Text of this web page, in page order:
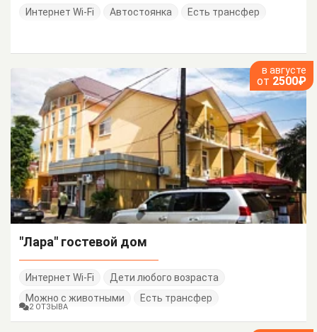
Интернет Wi-Fi Автостоянка Есть трансфер
в августе
от 2500₽
"Лара" гостевой дом
Интернет Wi-Fi
Дети любого возраста
Можно с животными
Есть трансфер
2 ОТЗЫВА